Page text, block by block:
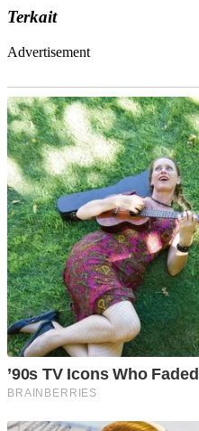
Terkait
Advertisement